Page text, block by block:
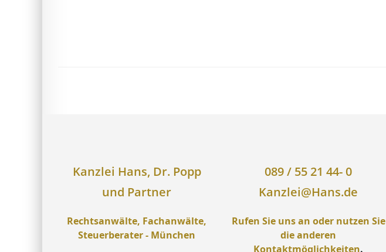
Kanzlei Hans, Dr. Popp
und Partner
Rechtsanwälte, Fachanwälte,
Steuerberater - München
089 / 55 21 44- 0
Kanzlei@Hans.de
Rufen Sie uns an oder nutzen Sie
die anderen
Kontaktmöglichkeiten.